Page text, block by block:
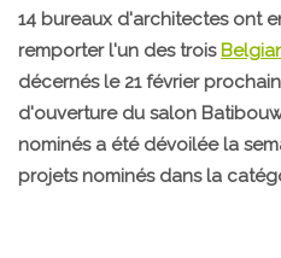
14 bureaux d'architectes ont
remporter l'un des trois
décernés le 21 février
d'ouverture du salon
nominés a été dévoilée la
projets nominés dans la